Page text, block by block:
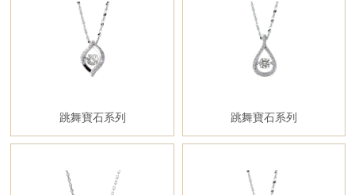
跳舞寶石系列 跳舞寶石系列